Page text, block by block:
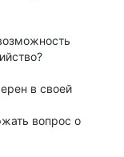
в своей
вопрос о